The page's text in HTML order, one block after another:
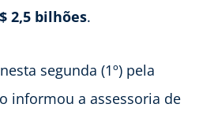
2,5 bilhões.
segunda (1º) pela
informou a assessoria de